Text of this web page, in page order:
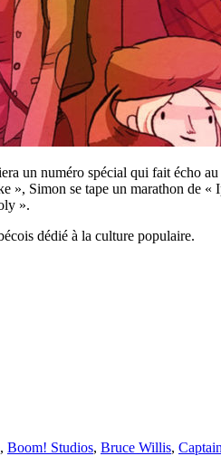
un numéro spécial qui fait
Simon se tape un marathon de
».
dédié à la culture populaire.
, Boom! Studios, Bruce Willis,